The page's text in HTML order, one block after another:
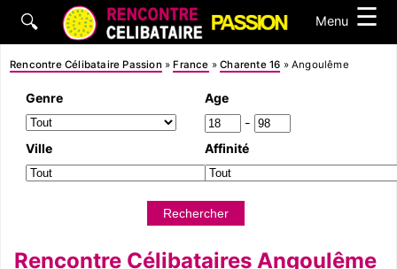
🔍 Menu ☰
Rencontre Célibataire Passion » France »Charente 16 »Angoulême
Genre
Age
-
Ville
Affinité
Rencontre Célibataires Angoulême